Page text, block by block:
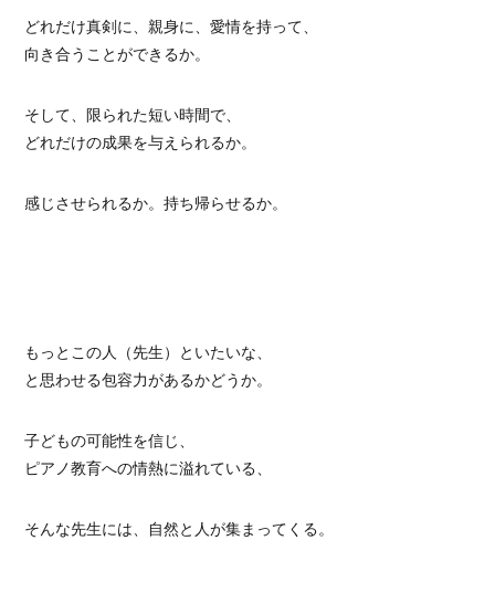
どれだけ真剣に、親身に、愛情を持って、
向き合うことができるか。
そして、限られた短い時間で、
どれだけの成果を与えられるか。
感じさせられるか。持ち帰らせるか。
もっとこの人（先生）といたいな、
と思わせる包容力があるかどうか。
子どもの可能性を信じ、
ピアノ教育への情熱に溢れている、
そんな先生には、自然と人が集まってくる。